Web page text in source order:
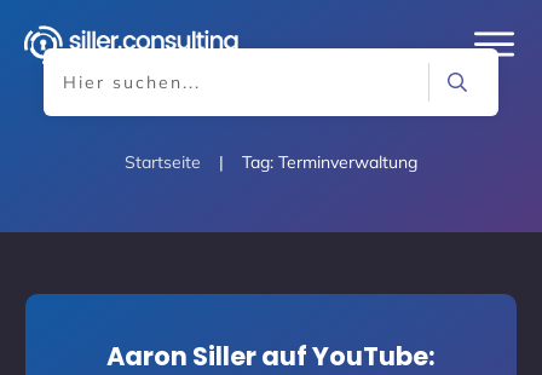
Startseite | Tag: Terminverwaltung
Aaron Siller auf YouTube: